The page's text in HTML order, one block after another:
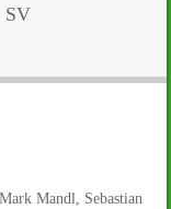
SV
Mandl, Sebastian